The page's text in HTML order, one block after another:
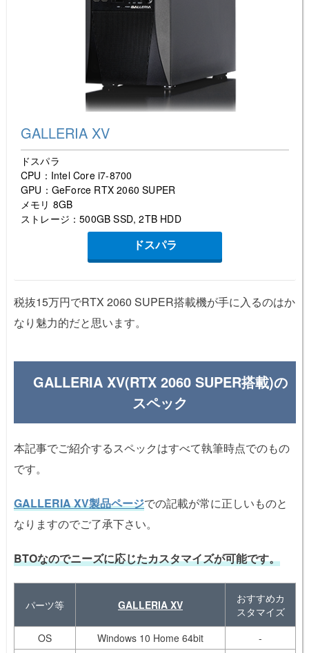
GALLERIA XV
ドスパラ
CPU：Intel Core i7-8700
GPU：GeForce RTX 2060 SUPER
メモリ 8GB
ストレージ：500GB SSD, 2TB HDD
ドスパラ
税抜15万円でRTX 2060 SUPER搭載機が手に入るのはか
なり魅力的だと思います。
GALLERIA XV(RTX 2060 SUPER搭載)の
スペック
本記事でご紹介するスペックはすべて執筆時点でのもの
です。
GALLERIA XV製品ページでの記載が常に正しいものと
なりますのでご了承下さい。
BTOなのでニーズに応じたカスタマイズが可能です。
パーツ等 GALLERIA XV
おすすめカ
スタマイズ
OS
Windows 10 Home 64bit -